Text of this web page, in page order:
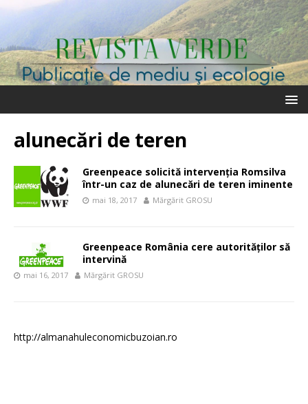
alunecări de teren
Greenpeace solicită intervenția Romsilva
într-un caz de alunecări de teren iminente
mai 18, 2017 Mărgărit GROSU
Greenpeace România cere autorităților să
intervină
mai 16, 2017 Mărgărit GROSU
http://almanahuleconomicbuzoian.ro